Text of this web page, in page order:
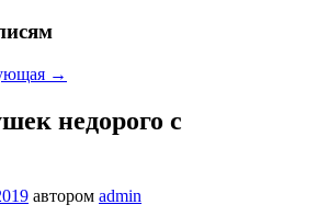
→
недорого с
автором admin